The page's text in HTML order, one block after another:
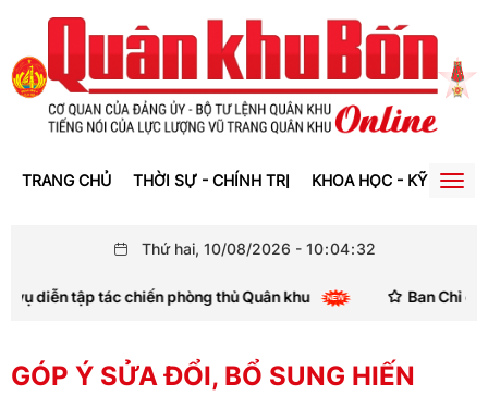
TRANG CHỦ THỜI SỰ - CHÍNH TRỊ KHOA HỌC - KỸ THUẬT
Thứ hai, 10/08/2026 - 10:04:33
tập tác chiến phòng thủ Quân khu Ban Chỉ đạo
GÓP Ý SỬA ĐỔI, BỔ SUNG HIẾN